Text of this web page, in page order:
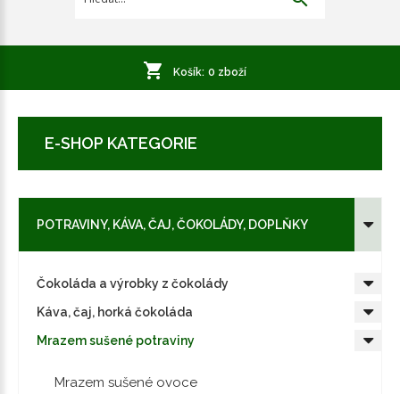
Košík: 0 zboží
E-SHOP KATEGORIE
POTRAVINY, KÁVA, ČAJ, ČOKOLÁDY, DOPLŇKY
Čokoláda a výrobky z čokolády
Káva, čaj, horká čokoláda
Mrazem sušené potraviny
Mrazem sušené ovoce